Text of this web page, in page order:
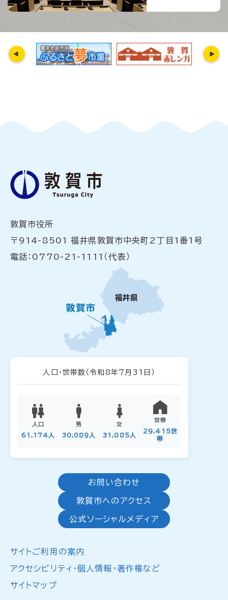
敦賀市役所
〒914-8501 福井県敦賀市中央町2丁目1番1号
電話：0770-21-1111（代表）
人口・世帯数 （令和8年7月31日）
人口
61,174人
男
30,089人
女
31,085人
世帯
29,415世
帯
お問い合わせ
敦賀市へのアクセス
公式ソーシャルメディア
サイトご利用の案内
アクセシビリティ・個人情報・著作権など
サイトマップ